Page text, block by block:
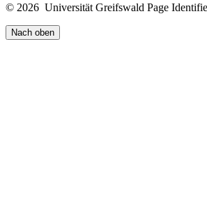
© 2026 Universität Greifswald Page
Nach oben